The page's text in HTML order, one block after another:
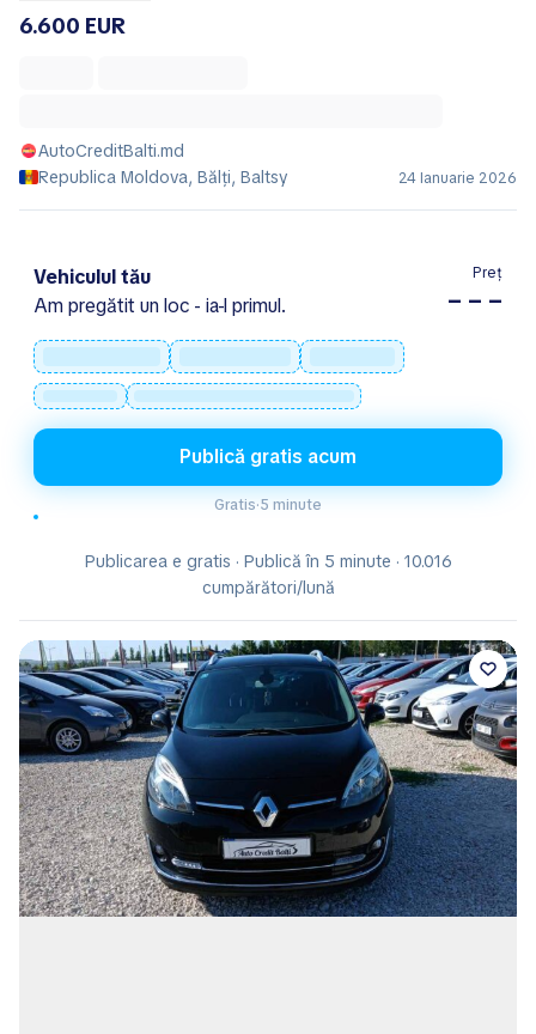
6.600 EUR
AutoCreditBalti.md
Republica Moldova, Bălţi, Baltsy
24 Ianuarie 2026
Vehiculul tău
Am pregătit un loc - ia-l primul.
Preț
– – –
Publică gratis acum
Gratis·5 minute
Publicarea e gratis · Publică în 5 minute · 10.016
cumpărători/lună